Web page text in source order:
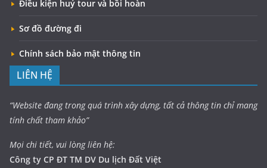
Điều kiện huỷ tour và bồi hoàn
Sơ đồ đường đi
Chính sách bảo mật thông tin
LIÊN HỆ
“Website đang trong quá trình xây dựng, tất cả thông tin chỉ mang
tính chất tham khảo”
Mọi chi tiết, vui lòng liên hệ:
Công ty CP ĐT TM DV Du lịch Đất Việt